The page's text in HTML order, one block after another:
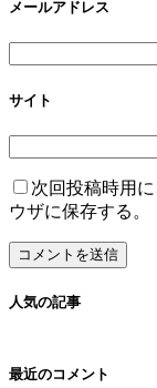
メールアドレス
サイト
次回投稿時用
ウザに保存する。
人気の記事
最近のコメント